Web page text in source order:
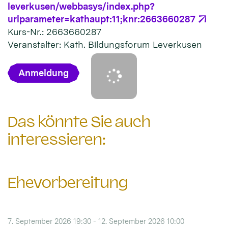
leverkusen/webbasys/index.php?
urlparameter=kathaupt:11;knr:2663660287
Kurs-Nr.: 2663660287
Veranstalter: Kath. Bildungsforum Leverkusen
Anmeldung
Das könnte Sie auch
interessieren:
Ehevorbereitung
7. September 2026 19:30 - 12. September 2026 10:00